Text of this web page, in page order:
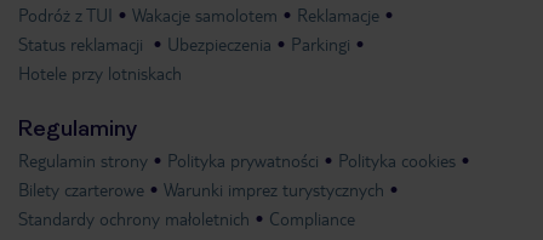
Podróż z TUI Wakacje samolotem
Reklamacje
Status reklamacji
Ubezpieczenia
Parkingi
Hotele przy lotniskach
Regulaminy
Regulamin strony Polityka prywatności
Polityka cookies
Bilety czarterowe
Warunki imprez turystycznych
Standardy ochrony małoletnich
Compliance